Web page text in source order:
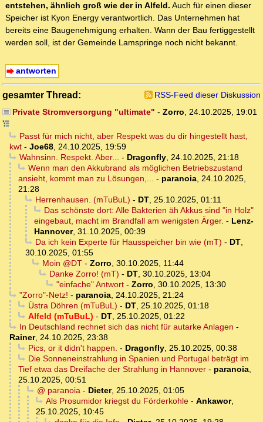
entstehen, ähnlich groß wie der in Alfeld. Auch für einen dieser
Speicher ist Kyon Energy verantwortlich. Das Unternehmen hat
bereits eine Baugenehmigung erhalten. Wann der Bau fertiggestellt
werden soll, ist der Gemeinde Lamspringe noch nicht bekannt.
antworten
gesamter Thread:
RSS-Feed dieser Diskussion
Private Stromversorgung "ultimate" - Zorro 24.10.2025, 19:01
Passt für mich nicht, aber Respekt was du dir hingestellt hast,
kwt - Joe68 24.10.2025, 19:59
Wahnsinn. Respekt. Aber...
- Dragonfly, 24.10.2025, 21:18
Wenn man den Akkubrand als möglichen Betriebszustand
ansieht, kommt man zu Lösungen,...
- paranoia 24.10.2025,
21:28
Herrenhausen. (mTuBuL) - DT, 25.10.2025, 01:11
Das schönste dort: Alle Bakterien äh Akkus sind "in Holz"
eingebaut, macht im Brandfall am wenigsten Ärger. - Lenz-
Hannover, 31.10.2025, 00:39
Da ich kein Experte für Hausspeicher bin wie (mT) - DT,
30.10.2025, 01:55
Moin @DT- Zorro 30.10.2025, 11:44
Danke Zorro! (mT) - DT, 30.10.2025, 13:04
"einfache" Antwort- Zorro 30.10.2025, 13:30
"Zorro"-Netz! - paranoia, 24.10.2025, 21:24
Üstra Döhren (mTuBuL) - DT, 25.10.2025, 01:18
Alfeld (mTuBuL) - DT, 25.10.2025, 01:22
In Deutschland rechnet sich das nicht für autarke Anlagen -
Rainer, 24.10.2025, 23:38
Pics, or it didn't happen. - Dragonfly, 25.10.2025, 00:38
Die Sonneneinstrahlung in Spanien und Portugal beträgt im
Tief etwa das Dreifache der Strahlung in Hannover - paranoia
25.10.2025, 00:51
@ paranoia - Dieter, 25.10.2025, 01:05
Als Prosumidor kriegst du Förderkohle- Ankawor,
25.10.2025, 10:45